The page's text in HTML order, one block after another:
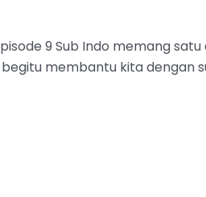
9 Sub Indo memang
membantu kita dengan